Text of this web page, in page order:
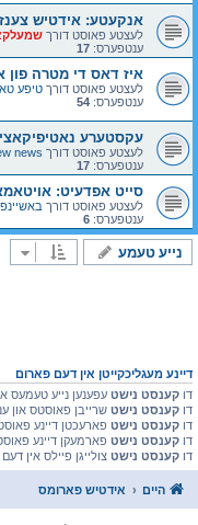
אנקעטע: אידטיש
לעצטע פאוסט דורך
ענטפערס: 17
איז דאס די מטרה פון
לעצטע פאוסט דורך טיפע
ענטפערס: 54
עקסטערע
לעצטע פאוסט דורך news
ענטפערס: 17
סייט אפדעיט:
לעצטע פאוסט דורך
ענטפערס: 6
נייע טעמע
דיינע מעגליכקייטן אין דעם פארום
דו קענסט נישט עפענען נייע טעמעס
דו קענסט נישט שרייבן פאוסטס און
דו קענסט נישט פארעכטן דיינע
דו קענסט נישט פארמעקן דיינע
דו קענסט נישט צולייגן פיילס אין
היים אידטיש פארומס